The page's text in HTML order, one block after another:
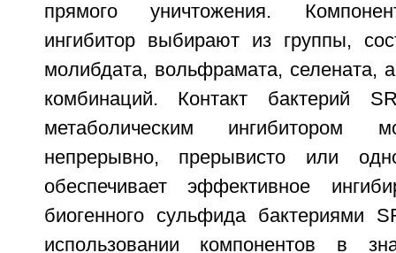
прямого уничтожения.
ингибитор выбирают из группы,
молибдата, вольфрамата, селената,
комбинаций. Контакт бактерий
метаболическим ингибитором
непрерывно, прерывисто или
обеспечивает эффективное
биогенного сульфида бактериями
использовании компонентов в